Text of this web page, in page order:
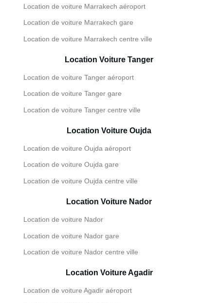
Location de voiture Marrakech aéroport
Location de voiture Marrakech gare
Location de voiture Marrakech centre ville
Location Voiture Tanger
Location de voiture Tanger aéroport
Location de voiture Tanger gare
Location de voiture Tanger centre ville
Location Voiture Oujda
Location de voiture Oujda aéroport
Location de voiture Oujda gare
Location de voiture Oujda centre ville
Location Voiture Nador
Location de voiture Nador
Location de voiture Nador gare
Location de voiture Nador centre ville
Location Voiture Agadir
Location de voiture Agadir aéroport